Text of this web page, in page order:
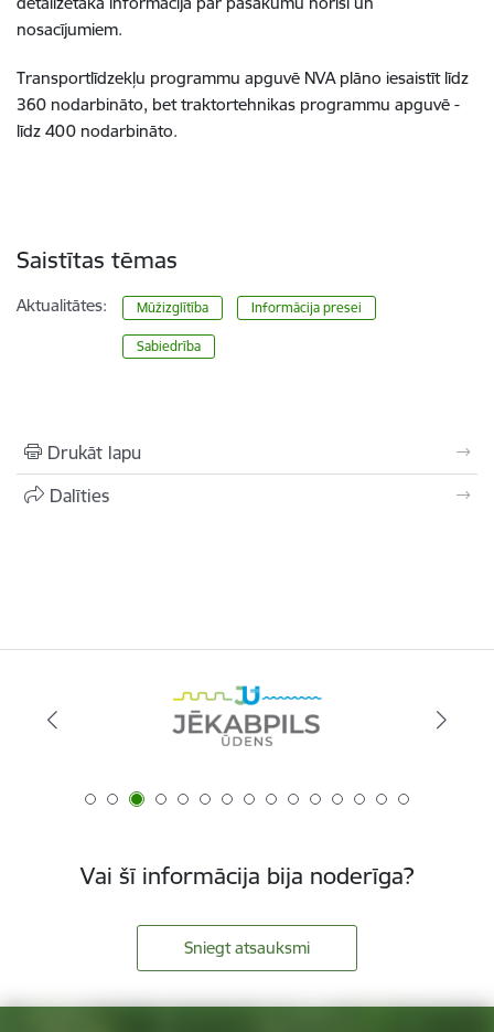
nosacījumiem.
Transportlīdzekļu programmu apguvē NVA plāno iesaistīt līdz
360 nodarbināto, bet traktortehnikas programmu apguvē -
līdz 400 nodarbināto.
Saistītas tēmas
Aktualitātes: Mūžizglītība Informācija presei
Sabiedrība
Drukāt lapu
Dalīties
Vai šī informācija bija noderīga?
Sniegt atsauksmi